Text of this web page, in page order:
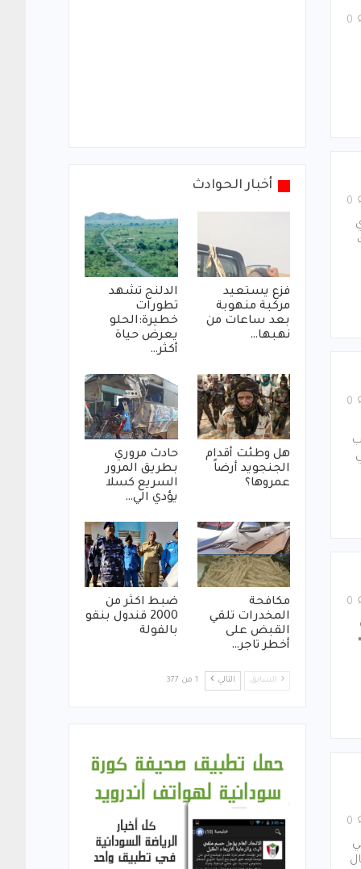
أخبار الحوادث
فزع يستعيد
مركبة منهوبة
بعد ساعات من
نهبها…
الدلنج تشهد
تطورات
خطيرة:الحلو
يعرض حياة
أكثر…
هل وطئت أقدام
الجنجويد أرضاً
عمروها؟
حادث مروري
بطريق المرور
السريع كسلا
يؤدي الي…
مكافحة
المخدرات تلقي
القبض على
أخطر تاجر…
ضبط اكثر من
2000 قندول بنقو
بالفولة
السابق التالي 1 من 377